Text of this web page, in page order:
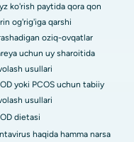
ko'rish paytida qora qon
og'rig'iga qarshi
oziq-ovqatlar
uchun uy sharoitida
usullari
yoki PCOS uchun tabiiy
usullari
dietasi
haqida hamma narsa